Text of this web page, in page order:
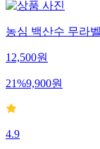
농심 백산수 무라
12,500원
21%9,900원
4.9